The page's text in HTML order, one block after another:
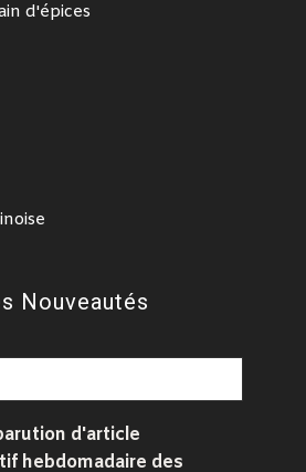
d'épices
Nouveautés
d'article
hebdomadaire des